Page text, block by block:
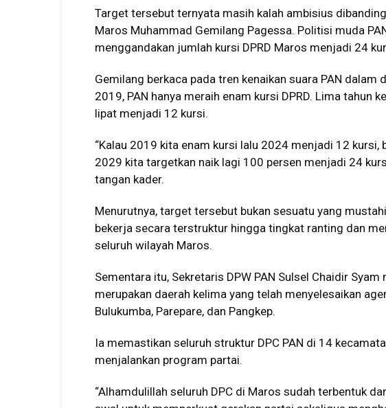
Target tersebut ternyata masih kalah ambisius
Maros Muhammad Gemilang Pagessa. Politisi muda
menggandakan jumlah kursi DPRD Maros menjadi 24
Gemilang berkaca pada tren kenaikan suara PAN dalam
2019, PAN hanya meraih enam kursi DPRD. Lima tahun
lipat menjadi 12 kursi.
“Kalau 2019 kita enam kursi lalu 2024 menjadi 12 kursi,
2029 kita targetkan naik lagi 100 persen menjadi 24
tangan kader.
Menurutnya, target tersebut bukan sesuatu yang
bekerja secara terstruktur hingga tingkat ranting dan
seluruh wilayah Maros.
Sementara itu, Sekretaris DPW PAN Sulsel Chaidir
merupakan daerah kelima yang telah menyelesaikan
Bulukumba, Parepare, dan Pangkep.
Ia memastikan seluruh struktur DPC PAN di 14
menjalankan program partai.
“Alhamdulillah seluruh DPC di Maros sudah terbentuk